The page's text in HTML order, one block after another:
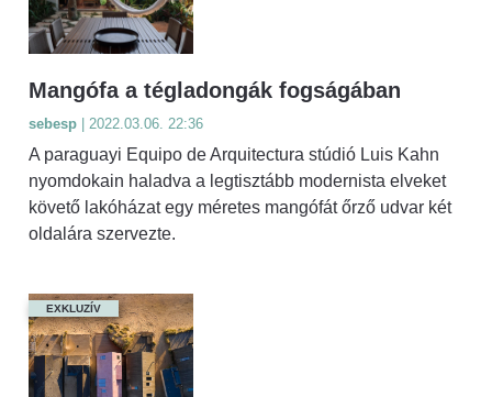
Mangófa a tégladongák fogságában
sebesp | 2022.03.06. 22:36
A paraguayi Equipo de Arquitectura stúdió Luis Kahn
nyomdokain haladva a legtisztább modernista elveket
követő lakóházat egy méretes mangófát őrző udvar két
oldalára szervezte.
EXKLUZÍV